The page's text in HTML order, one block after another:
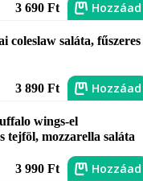
3 690 Ft Hozzáad
coleslaw saláta, fűszeres
3 890 Ft Hozzáad
wings-el
tejföl, mozzarella saláta
3 990 Ft Hozzáad